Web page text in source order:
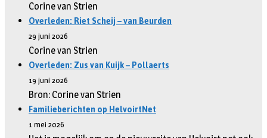
Corine van Strien
Overleden: Riet Scheij – van Beurden
29 juni 2026
Corine van Strien
Overleden: Zus van Kuijk – Pollaerts
19 juni 2026
Bron: Corine van Strien
Familieberichten op HelvoirtNet
1 mei 2026